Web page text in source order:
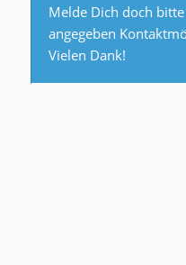
Melde Dich doch
angegeben
Vielen Dank!